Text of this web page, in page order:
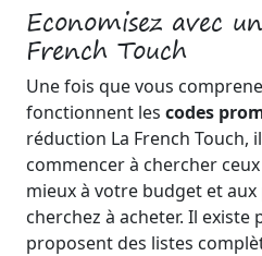
Economisez avec
French Touch
Une fois que vous
fonctionnent les codes
réduction La French Touch,
commencer à chercher
mieux à votre budget et
cherchez à acheter. Il existe
proposent des listes